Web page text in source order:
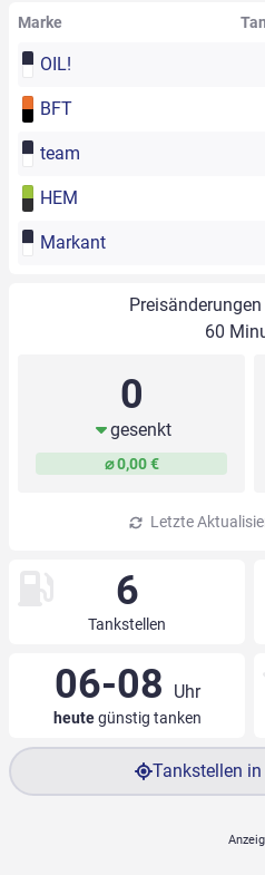
Marke
OIL!
BFT
team
HEM
Markant
60
0
gesenkt
⌀ 0,00 €
Letzte
6
Tankstellen
06-08 Uhr
heutegünstig tanken
Tankstellen